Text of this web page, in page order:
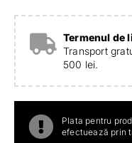
Termenul de
Transport
500 lei.
Plata pentru
efectuează prin